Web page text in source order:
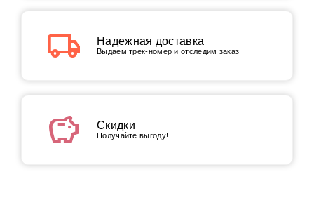
local_shipping Надежная доставка
Выдаем трек-номер и отследим заказ
savings Скидки
Получайте выгоду!